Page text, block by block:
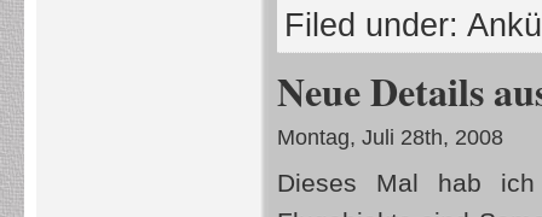
Filed under:
Neue Details
Montag, Juli 28th, 2008
Dieses Mal hab